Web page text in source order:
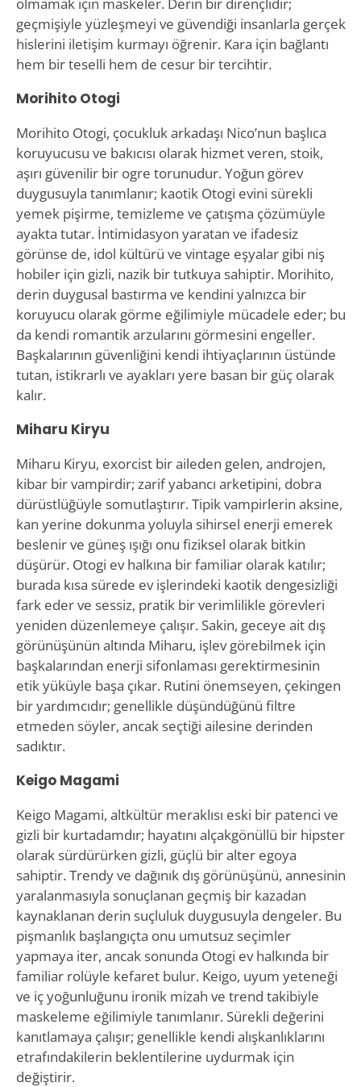
geçmişiyle yüzleşmeyi ve güvendiği insanlarla gerçek
hislerini iletişim kurmayı öğrenir. Kara için bağlantı
hem bir teselli hem de cesur bir tercihtir.
Morihito Otogi
Morihito Otogi, çocukluk arkadaşı Nico’nun başlıca
koruyucusu ve bakıcısı olarak hizmet veren, stoik,
aşırı güvenilir bir ogre torunudur. Yoğun görev
duygusuyla tanımlanır; kaotik Otogi evini sürekli
yemek pişirme, temizleme ve çatışma çözümüyle
ayakta tutar. İntimidasyon yaratan ve ifadesiz
görünse de, idol kültürü ve vintage eşyalar gibi niş
hobiler için gizli, nazik bir tutkuya sahiptir. Morihito,
derin duygusal bastırma ve kendini yalnızca bir
koruyucu olarak görme eğilimiyle mücadele eder; bu
da kendi romantik arzularını görmesini engeller.
Başkalarının güvenliğini kendi ihtiyaçlarının üstünde
tutan, istikrarlı ve ayakları yere basan bir güç olarak
kalır.
Miharu Kiryu
Miharu Kiryu, exorcist bir aileden gelen, androjen,
kibar bir vampirdir; zarif yabancı arketipini, dobra
dürüstlüğüyle somutlaştırır. Tipik vampirlerin aksine,
kan yerine dokunma yoluyla sihirsel enerji emerek
beslenir ve güneş ışığı onu fiziksel olarak bitkin
düşürür. Otogi ev halkına bir familiar olarak katılır;
burada kısa sürede ev işlerindeki kaotik dengesizliği
fark eder ve sessiz, pratik bir verimlilikle görevleri
yeniden düzenlemeye çalışır. Sakin, geceye ait dış
görünüşünün altında Miharu, işlev görebilmek için
başkalarından enerji sifonlaması gerektirmesinin
etik yüküyle başa çıkar. Rutini önemseyen, çekingen
bir yardımcıdır; genellikle düşündüğünü filtre
etmeden söyler, ancak seçtiği ailesine derinden
sadıktır.
Keigo Magami
Keigo Magami, altkültür meraklısı eski bir patenci ve
gizli bir kurtadamdır; hayatını alçakgönüllü bir hipster
olarak sürdürürken gizli, güçlü bir alter egoya
sahiptir. Trendy ve dağınık dış görünüşünü, annesinin
yaralanmasıyla sonuçlanan geçmiş bir kazadan
kaynaklanan derin suçluluk duygusuyla dengeler. Bu
pişmanlık başlangıçta onu umutsuz seçimler
yapmaya iter, ancak sonunda Otogi ev halkında bir
familiar rolüyle kefaret bulur. Keigo, uyum yeteneği
ve iç yoğunluğunu ironik mizah ve trend takibiyle
maskeleme eğilimiyle tanımlanır. Sürekli değerini
kanıtlamaya çalışır; genellikle kendi alışkanlıklarını
etrafındakilerin beklentilerine uydurmak için
değiştirir.